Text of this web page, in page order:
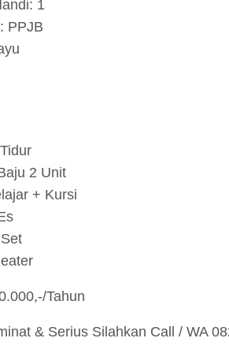
1
PPJB
2 Unit
+ Kursi
Tahun
& Serius Silahkan Call / WA